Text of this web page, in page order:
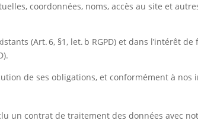
coordonnées, noms, accès au site et
(Art. 6, §1, let. b RGPD) et dans l’intérêt
de ses obligations, et conformément à nos
un contrat de traitement des données avec